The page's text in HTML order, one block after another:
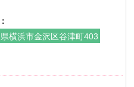
横浜市金沢区谷津町403